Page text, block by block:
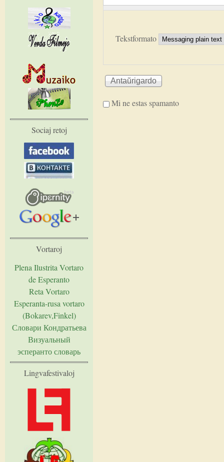
Tekstformato
Mi ne estas spamanto
Sociaj retoj
Vortaroj
Plena Ilustrita Vortaro
de Esperanto
Reta Vortaro
Esperanta-rusa vortaro
(Bokarev,Finkel)
Словари Кондратьева
Визуальный
эсперанто словарь
Lingvafestivaloj